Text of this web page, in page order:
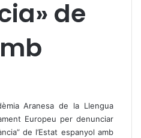
de
Aranesa de la Llengua
Europeu per denunciar
de l’Estat espanyol amb